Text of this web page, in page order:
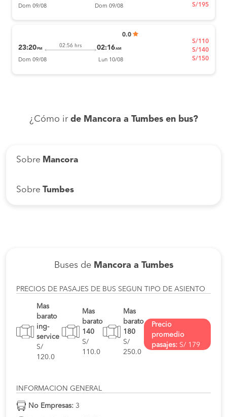
Dom 09/08 Dom 09/08
S/195
0.0
23:20 PM
02:56 hrs 02:16AM
Dom 09/08 Lun 10/08
S/110
S/140
S/150
¿Cómo ir de Mancora a Tumbes en bus?
Sobre Mancora
Sobre Tumbes
Buses de Mancora a Tumbes
PRECIOS DE PASAJES DE BUS SEGUN TIPO DE ASIENTO
Mas
barato
ing-
service
S/
120.0
Mas
barato
140
S/
110.0
Mas
barato
180
S/
250.0
Precio
promedio
pasajes:S/ 179
INFORMACION GENERAL
No Empresas: 3